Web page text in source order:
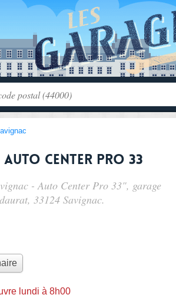
Auto Center Pro 33
- Auto Center Pro 33", garage
, 33124 Savignac.
lundi à 8h00